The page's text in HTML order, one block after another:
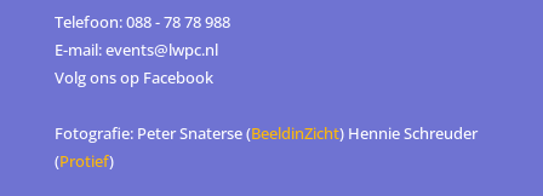
Telefoon: 088 - 78 78 988
E-mail: events@lwpc.nl
Volg ons op Facebook
Fotografie: Peter Snaterse (BeeldinZicht) Hennie Schreuder
(Protief)